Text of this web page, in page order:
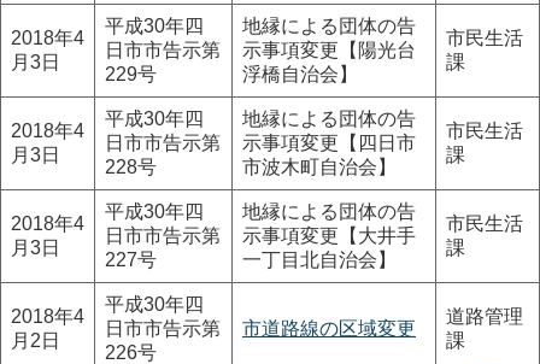
2018年4
月3日
平成30年四
日市市告示第
229号
地縁による団体の告
示事項変更【陽光台
浮橋自治会】
市民生活
課
2018年4
月3日
平成30年四
日市市告示第
228号
地縁による団体の告
示事項変更【四日市
市波木町自治会】
市民生活
課
2018年4
月3日
平成30年四
日市市告示第
227号
地縁による団体の告
示事項変更【大井手
一丁目北自治会】
市民生活
課
2018年4
月2日
平成30年四
日市市告示第
226号
市道路線の区域変更
道路管理
課